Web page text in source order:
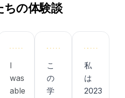
ちの体験談
I
was
able
こ
の
学
私
は
2023